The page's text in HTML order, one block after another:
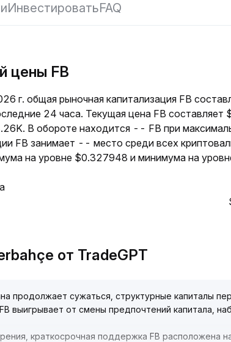
ИнвестироватьFAQ
цены FB
г. общая рыночная капитализация FB
24 часа. Текущая цена FB
В обороте находится -- FB при
FB занимает -- место среди всех
на уровне $0.327948 и минимума на
от TradeGPT
продолжает сужаться, структурные капиталы
выигрывает от смены предпочтений капитала,
краткосрочная поддержка FB расположена